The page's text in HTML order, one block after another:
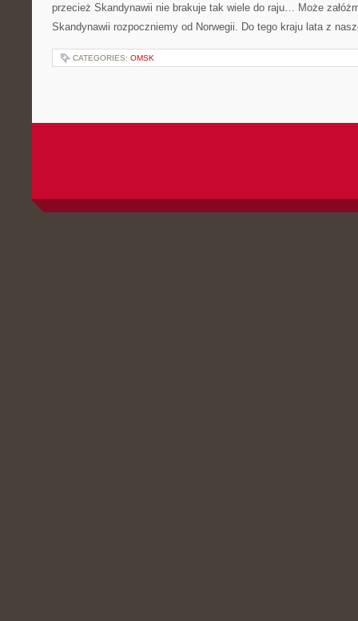
przecież Skandynawii nie brakuje tak wiele do raju… Może
Skandynawii rozpoczniemy od Norwegii. Do tego kraju lata z
CATEGORIES: OMSK